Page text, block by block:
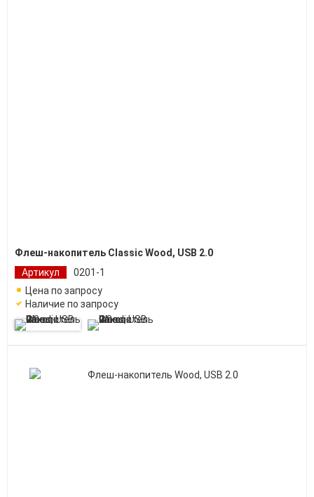
Флеш-накопитель Classic Wood, USB 2.0
Артикул
0201-1
Цена по запросу
Наличие по запросу